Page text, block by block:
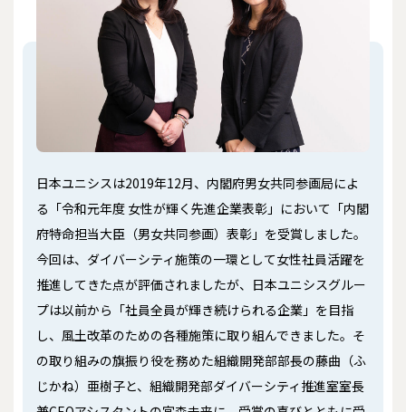
日本ユニシスは2019年12月、内閣府男女共同参画局によ
る「令和元年度 女性が輝く先進企業表彰」において「内閣
府特命担当大臣（男女共同参画）表彰」を受賞しました。
今回は、ダイバーシティ施策の一環として女性社員活躍を
推進してきた点が評価されましたが、日本ユニシスグルー
プは以前から「社員全員が輝き続けられる企業」を目指
し、風土改革のための各種施策に取り組んできました。そ
の取り組みの旗振り役を務めた組織開発部部長の藤曲（ふ
じかね）亜樹子と、組織開発部ダイバーシティ推進室室長